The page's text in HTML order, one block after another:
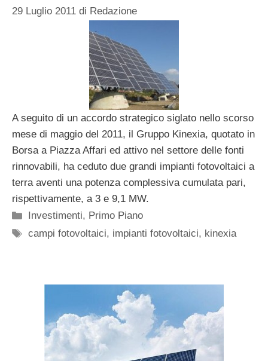
29 Luglio 2011 di Redazione
A seguito di un accordo strategico siglato nello scorso
mese di maggio del 2011, il Gruppo Kinexia, quotato in
Borsa a Piazza Affari ed attivo nel settore delle fonti
rinnovabili, ha ceduto due grandi impianti fotovoltaici a
terra aventi una potenza complessiva cumulata pari,
rispettivamente, a 3 e 9,1 MW.
Categorie
Investimenti, Primo Piano
Tag
campi fotovoltaici, impianti fotovoltaici, kinexia